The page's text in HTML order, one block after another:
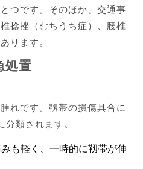
つです。そのほか、交通事
捻挫（むちうち症）、腰椎
ります。
処置
れです。靱帯の損傷具合に
分類されます。
も軽く、一時的に靱帯が伸